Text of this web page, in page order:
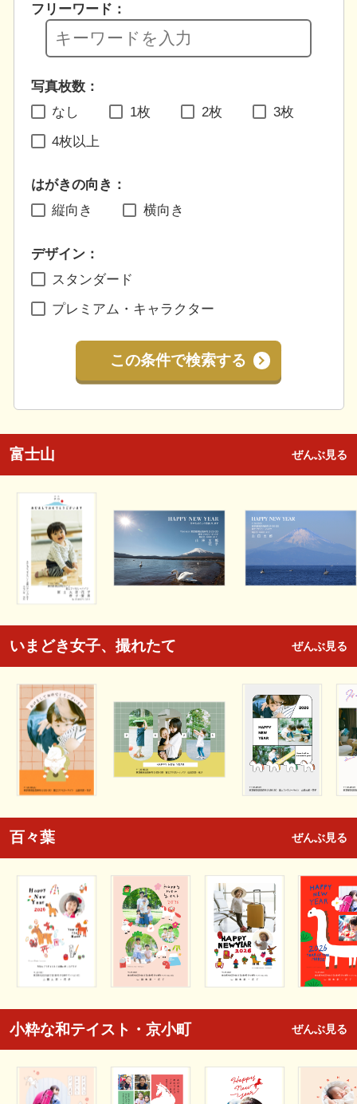
フリーワード：
写真枚数：
なし
1枚 2枚 3枚
4枚以上
はがきの向き：
縦向き
横向き
デザイン：
スタンダード
プレミアム・キャラクター
この条件で検索する
富士山 ぜんぶ見る
いまどき女子、撮れたて ぜんぶ見る
百々葉 ぜんぶ見る
小粋な和テイスト・京小町 ぜんぶ見る